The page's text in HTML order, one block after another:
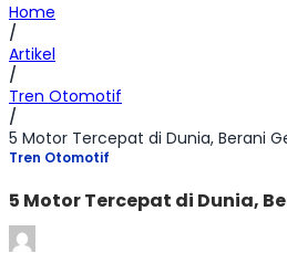
Home
/
Artikel
/
Tren Otomotif
/
5 Motor Tercepat di Dunia, Berani
Tren Otomotif
5 Motor Tercepat di Dunia,